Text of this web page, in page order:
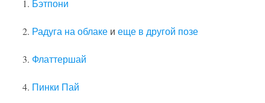
1. Бэтпони
2. Радуга на облаке и еще в другой позе
3. Флаттершай
4. Пинки Пай